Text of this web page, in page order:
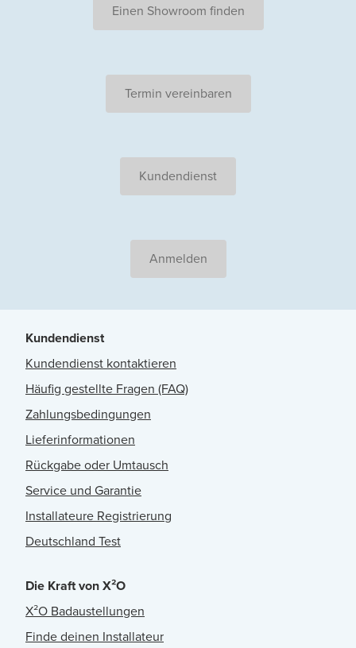
Einen Showroom finden
Termin vereinbaren
Kundendienst
Anmelden
Kundendienst
Kundendienst kontaktieren
Häufig gestellte Fragen (FAQ)
Zahlungsbedingungen
Lieferinformationen
Rückgabe oder Umtausch
Service und Garantie
Installateure Registrierung
Deutschland Test
Die Kraft von X²O
X²O Badaustellungen
Finde deinen Installateur